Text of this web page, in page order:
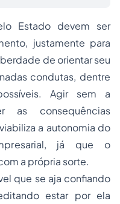
Estado devem ser
justamente para
de orientar seu
condutas, dentre
Agir sem a
as consequências
a autonomia do
já que o
a própria sorte.
que se aja confiando
estar por ela